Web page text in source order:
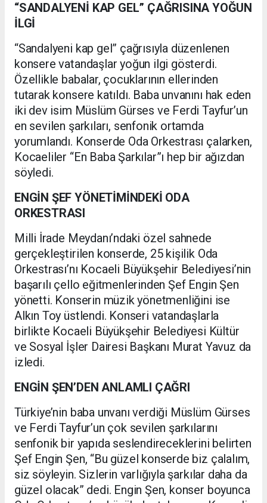
“SANDALYENİ KAP GEL” ÇAĞRISINA YOĞUN
İLGİ
“Sandalyeni kap gel” çağrısıyla düzenlenen
konsere vatandaşlar yoğun ilgi gösterdi.
Özellikle babalar, çocuklarının ellerinden
tutarak konsere katıldı. Baba unvanını hak eden
iki dev isim Müslüm Gürses ve Ferdi Tayfur’un
en sevilen şarkıları, senfonik ortamda
yorumlandı. Konserde Oda Orkestrası çalarken,
Kocaeliler “En Baba Şarkılar”ı hep bir ağızdan
söyledi.
ENGİN ŞEF YÖNETİMİNDEKİ ODA
ORKESTRASI
Milli İrade Meydanı’ndaki özel sahnede
gerçekleştirilen konserde, 25 kişilik Oda
Orkestrası’nı Kocaeli Büyükşehir Belediyesi’nin
başarılı çello eğitmenlerinden Şef Engin Şen
yönetti. Konserin müzik yönetmenliğini ise
Alkın Toy üstlendi. Konseri vatandaşlarla
birlikte Kocaeli Büyükşehir Belediyesi Kültür
ve Sosyal İşler Dairesi Başkanı Murat Yavuz da
izledi.
ENGİN ŞEN’DEN ANLAMLI ÇAĞRI
Türkiye’nin baba unvanı verdiği Müslüm Gürses
ve Ferdi Tayfur’un çok sevilen şarkılarını
senfonik bir yapıda seslendireceklerini belirten
Şef Engin Şen, “Bu güzel konserde biz çalalım,
siz söyleyin. Sizlerin varlığıyla şarkılar daha da
güzel olacak” dedi. Engin Şen, konser boyunca